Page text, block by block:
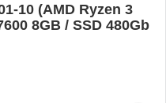
10 (AMD Ryzen 3
8GB / SSD 480Gb